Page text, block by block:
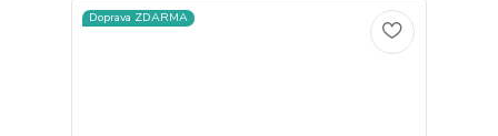
Doprava ZDARMA